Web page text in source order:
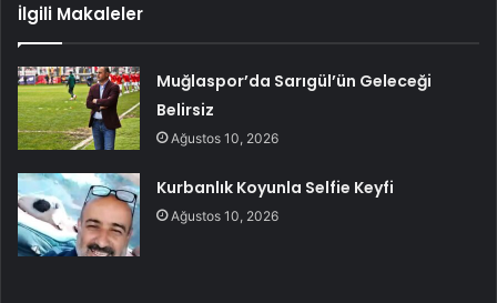
İlgili Makaleler
Muğlaspor’da Sarıgül’ün Geleceği
Belirsiz
Ağustos 10, 2026
Kurbanlık Koyunla Selfie Keyfi
Ağustos 10, 2026